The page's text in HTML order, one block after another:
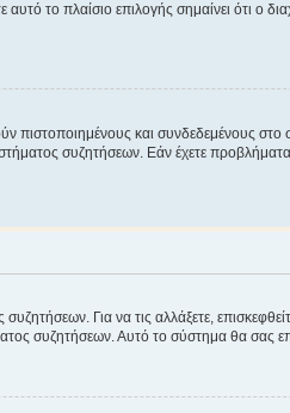
το πλαίσιο επιλογής σημαίνει ότι ο
πιστοποιημένους και συνδεδεμένους
συζητήσεων. Εάν έχετε
Για να τις αλλάξετε,
Αυτό το σύστημα θα σας